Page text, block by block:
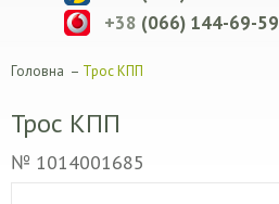
+38 (066) 144-69-59
Головна – Трос КПП
Трос КПП
№ 1014001685